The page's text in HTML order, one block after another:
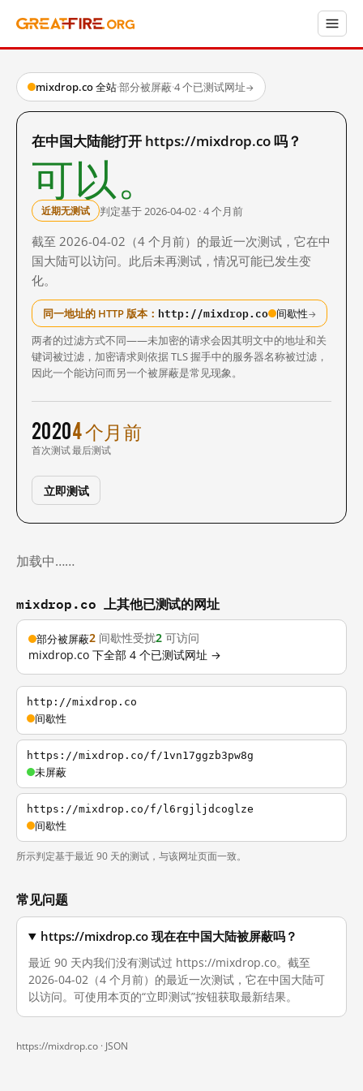
mixdrop.co 全站·部分被屏蔽·4 个已测试网址→
在中国大陆能打开 https://mixdrop.co 吗？
可以。
近期无测试 判定基于 2026-04-02 · 4 个月前
截至 2026-04-02（4 个月前）的最近一次测试，它在中
国大陆可以访问。此后未再测试，情况可能已发生变
化。
同一地址的 HTTP 版本： http://mixdrop.co 间歇性→
两者的过滤方式不同——未加密的请求会因其明文中的地址和关
键词被过滤，加密请求则依据 TLS 握手中的服务器名称被过滤，
因此一个能访问而另一个被屏蔽是常见现象。
2020
首次测试
4 个月前
最后测试
立即测试
加载中……
mixdrop.co 上其他已测试的网址
部分被屏蔽2 间歇性受扰2 可访问
mixdrop.co 下全部 4 个已测试网址 →
http://mixdrop.co
间歇性
https://mixdrop.co/f/1vn17ggzb3pw8g
未屏蔽
https://mixdrop.co/f/l6rgjljdcoglze
间歇性
所示判定基于最近 90 天的测试，与该网址页面一致。
常见问题
https://mixdrop.co 现在在中国大陆被屏蔽吗？
最近 90 天内我们没有测试过 https://mixdrop.co。截至
2026-04-02（4 个月前）的最近一次测试，它在中国大陆可
以访问。可使用本页的“立即测试”按钮获取最新结果。
https://mixdrop.co · JSON